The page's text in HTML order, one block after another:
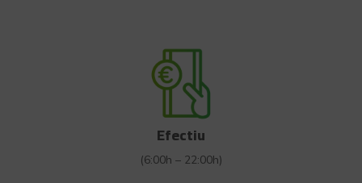
Efectiu
(6:00h – 22:00h)